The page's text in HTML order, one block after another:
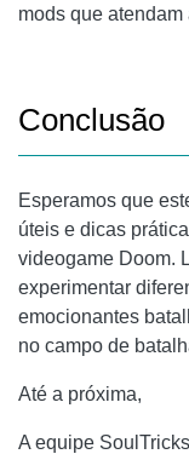
mods que atendam
Conclusão
Esperamos que
úteis e dicas
videogame Doom.
experimentar
emocionantes
no campo de
Até a próxima,
A equipe